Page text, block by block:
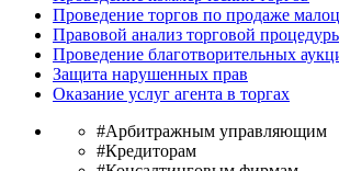
Проведение торгов по продаже
Правовой анализ торговой
Проведение благотворительных
Защита нарушенных прав
Оказание услуг агента в торгах
#Арбитражным управляющим
#Кредиторам